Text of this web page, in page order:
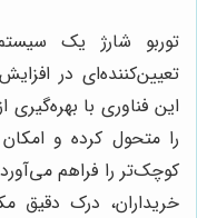
توربو شارژ یک
تعیین‌کننده‌ای در
این فناوری با
را متحول کرده و
کوچک‌تر را فراهم
خریداران، درک دقیق